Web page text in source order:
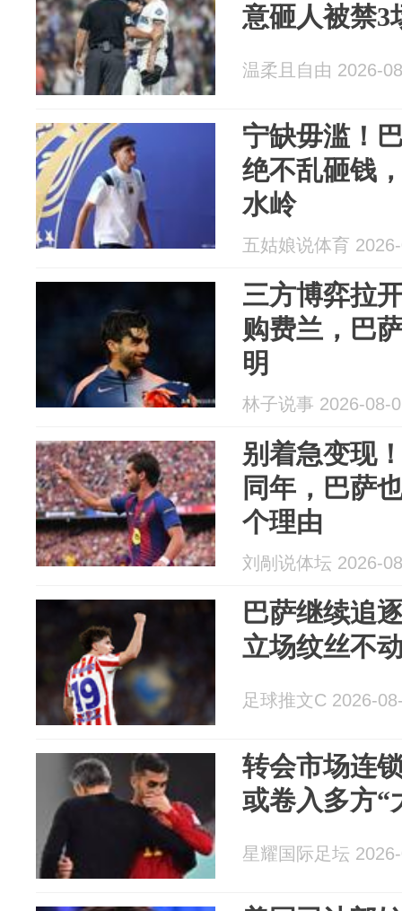
意砸人被禁3
温柔且自由 2026-
宁缺毋滥！
绝不乱砸钱
水岭
五姑娘说体育
三方博弈拉
购费兰，巴
明
林子说事 2026-08-
别着急变现
同年，巴萨
个理由
刘剮说体坛 2026-
巴萨继续追
立场纹丝不
足球推文C 2026-
转会市场连
或卷入多方“
星耀国际足坛